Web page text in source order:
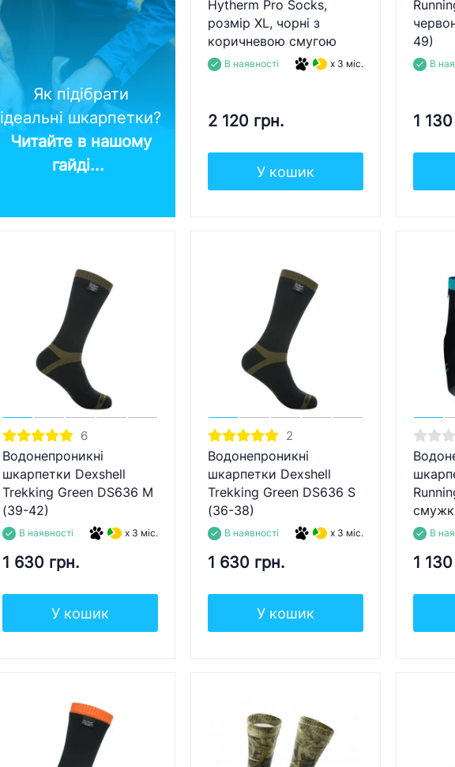
Як підібрати
ідеальні шкарпетки?
Читайте в нашому
гайді...
Hytherm Pro Socks,
розмір XL, чорні з
коричневою смугою
В наявності x 3 міс.
2 120 грн.
У кошик
49)
В
1
6
Водонепроникні
шкарпетки Dexshell
Trekking Green DS636 M
(39-42)
В наявності x 3 міс.
1 630 грн.
У кошик
2
Водонепроникні
шкарпетки Dexshell
Trekking Green DS636 S
(36-38)
В наявності x 3 міс.
1 630 грн.
У кошик
В
1